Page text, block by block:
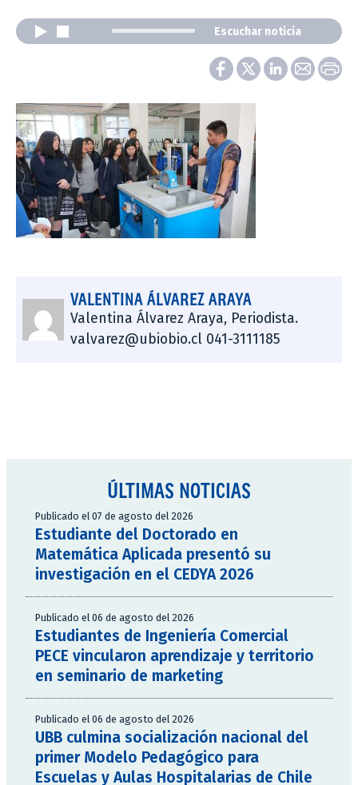
Escuchar noticia
VALENTINA ÁLVAREZ ARAYA
Valentina Álvarez Araya, Periodista.
valvarez@ubiobio.cl 041-3111185
ÚLTIMAS NOTICIAS
Publicado el 07 de agosto del 2026
Estudiante del Doctorado en
Matemática Aplicada presentó su
investigación en el CEDYA 2026
Publicado el 06 de agosto del 2026
Estudiantes de Ingeniería Comercial
PECE vincularon aprendizaje y territorio
en seminario de marketing
Publicado el 06 de agosto del 2026
UBB culmina socialización nacional del
primer Modelo Pedagógico para
Escuelas y Aulas Hospitalarias de Chile